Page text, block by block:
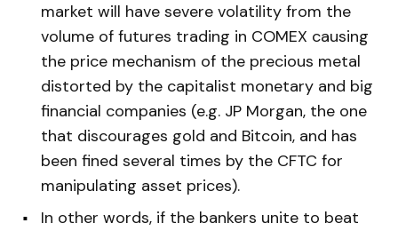
market will have severe volatility from the
volume of futures trading in COMEX causing
the price mechanism of the precious metal
distorted by the capitalist monetary and big
financial companies (e.g. JP Morgan, the one
that discourages gold and Bitcoin, and has
been fined several times by the CFTC for
manipulating asset prices).
In other words, if the bankers unite to beat